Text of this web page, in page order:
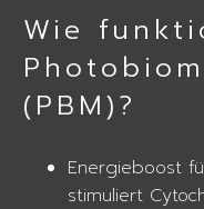
Wie
(PBM)?
Energieboost
stimuliert